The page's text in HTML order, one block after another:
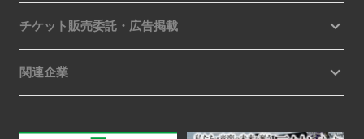
チケット販売委託・広告掲載
関連企業